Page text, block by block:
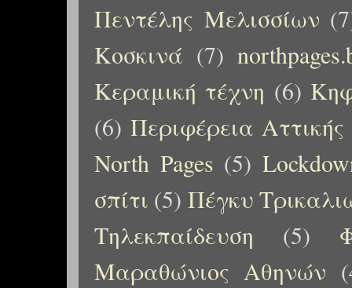
Πεντέλης Μελισσίων
Κοσκινά (7)
Κεραμική τέχνη (6)
(6) Περιφέρεια Αττικής
North Pages (5)
σπίτι (5) Πέγκυ
Τηλεκπαίδευση
(5)
Μαραθώνιος Αθηνών